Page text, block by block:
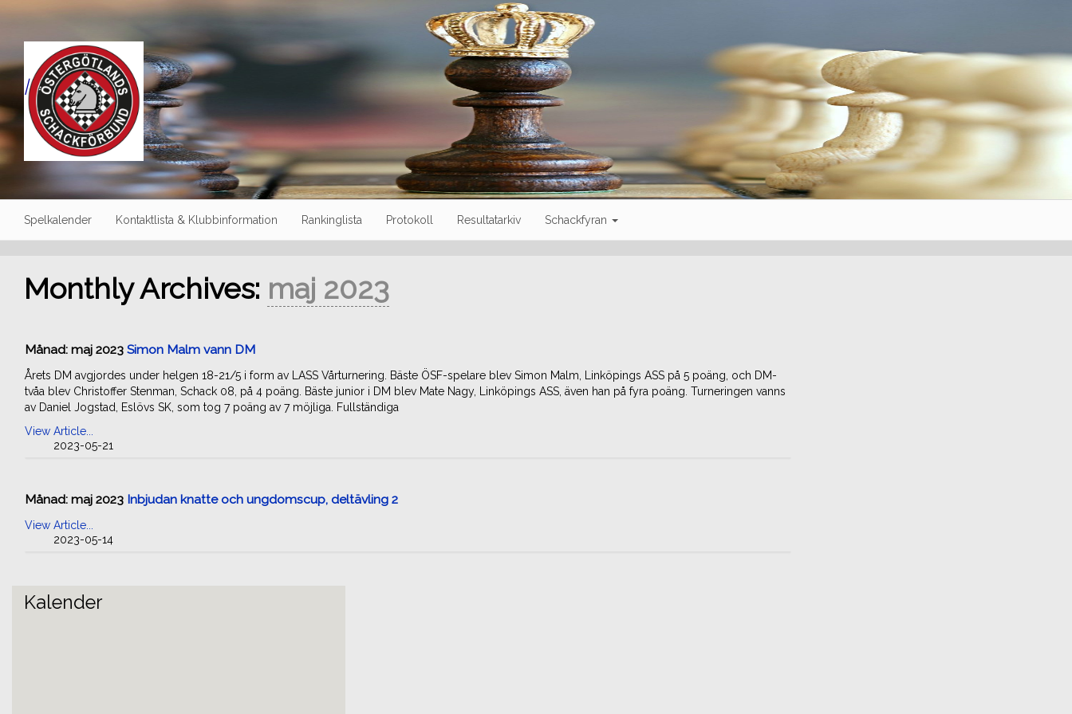
content
|
Spelkalender Kontaktlista & Klubbinformation Rankinglista Protokoll Resultatarkiv Schackfyran
Monthly Archives: maj 2023
Månad: maj 2023 Simon Malm vann DM
Årets DM avgjordes under helgen 18-21/5 i form av LASS Vårturnering. Bäste ÖSF-spelare blev Simon Malm, Linköpings ASS på 5 poäng, och DM-
tvåa blev Christoffer Stenman, Schack 08, på 4 poäng. Bäste junior i DM blev Mate Nagy, Linköpings ASS, även han på fyra poäng. Turneringen vanns
av Daniel Jogstad, Eslövs SK, som tog 7 poäng av 7 möjliga. Fullständiga
View Article...
2023-05-21
Månad: maj 2023 Inbjudan knatte och ungdomscup, deltävling 2
View Article...
2023-05-14
Kalender